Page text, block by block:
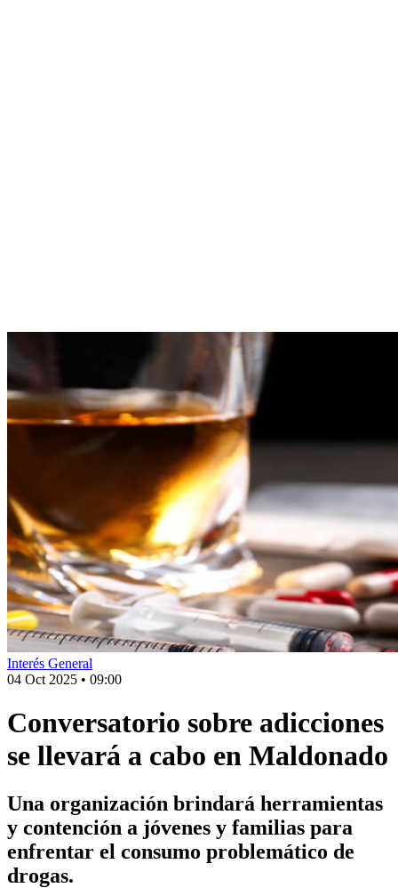
Interés General
04 Oct 2025 • 09:00
Conversatorio sobre adicciones
se llevará a cabo en Maldonado
Una organización brindará herramientas
y contención a jóvenes y familias para
enfrentar el consumo problemático de
drogas.